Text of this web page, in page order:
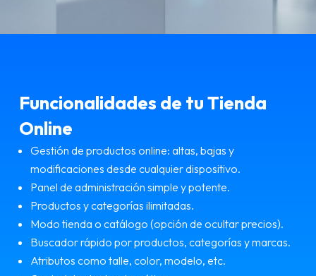
Funcionalidades de tu Tienda
Online
Gestión de productos online: altas, bajas y
modificaciones desde cualquier dispositivo.
Panel de administración simple y potente.
Productos y categorías ilimitadas.
Modo tienda o catálogo (opción de ocultar precios).
Buscador rápido por productos, categorías y marcas.
Atributos como talle, color, modelo, etc.